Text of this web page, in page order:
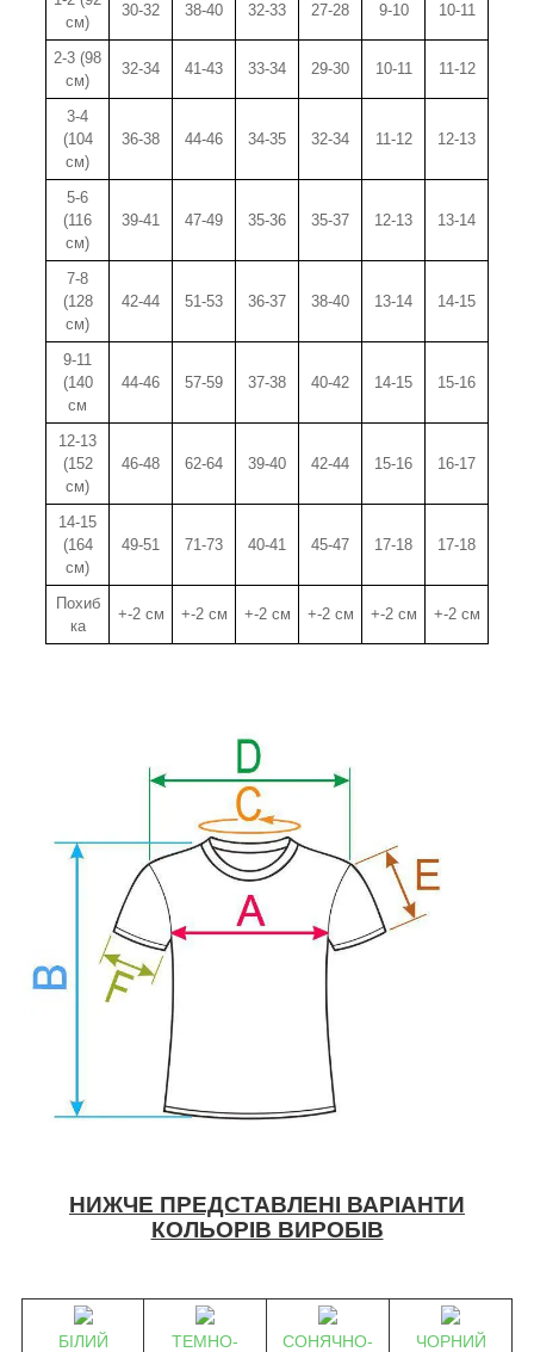
см)
30-32 38-40 32-33 27-28 9-10 10-11
2-3 (98
см)
32-34 41-43 33-34 29-30 10-11 11-12
3-4
(104
см)
36-38 44-46 34-35 32-34 11-12 12-13
5-6
(116
см)
39-41 47-49 35-36 35-37 12-13 13-14
7-8
(128
см)
42-44 51-53 36-37 38-40 13-14 14-15
9-11
(140
см
44-46 57-59 37-38 40-42 14-15 15-16
12-13
(152
см)
46-48 62-64 39-40 42-44 15-16 16-17
14-15
(164
см)
49-51 71-73 40-41 45-47 17-18 17-18
Похиб
ка
+-2 см +-2 см +-2 см +-2 см +-2 см +-2 см
НИЖЧЕ ПРЕДСТАВЛЕНІ ВАРІАНТИ
КОЛЬОРІВ ВИРОБІВ
БІЛИЙ
ТЕМНО-
СОНЯЧНО-
ЧОРНИЙ